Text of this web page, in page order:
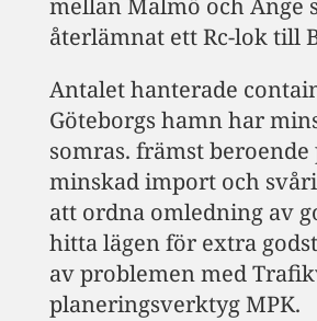
mellan Malmö och Ånge
återlämnat ett Rc-lok till
Antalet hanterade
Göteborgs hamn har
somras. främst
minskad import och
att ordna omledning av
hitta lägen för extra
av problemen med
planeringsverktyg MPK.